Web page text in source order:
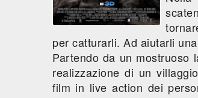
per catturarli. Ad aiutarli
Partendo da un mostruoso
realizzazione di un
film in live action dei